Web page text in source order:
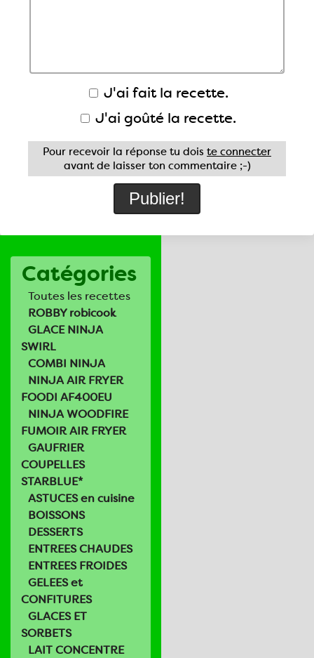
Catégories
Toutes les recettes
ROBBY robicook
GLACE NINJA
SWIRL
COMBI NINJA
NINJA AIR FRYER
FOODI AF400EU
NINJA WOODFIRE
FUMOIR AIR FRYER
GAUFRIER
COUPELLES
STARBLUE*
ASTUCES en cuisine
BOISSONS
DESSERTS
ENTREES CHAUDES
ENTREES FROIDES
GELEES et
CONFITURES
GLACES ET
SORBETS
LAIT CONCENTRE
J'ai fait la recette.
J'ai goûté la recette.
Pour recevoir la réponse tu dois te connecter
avant de laisser ton commentaire ;-)